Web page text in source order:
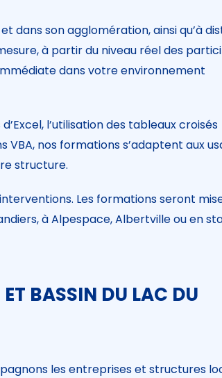
dans son agglomération, ainsi qu’à
à partir du niveau réel des
dans votre environnement
l’utilisation des tableaux croisés
VBA, nos formations s’adaptent aux
structure.
Les formations seront
à Alpespace, Albertville ou en
BASSIN DU LAC DU
les entreprises et structures